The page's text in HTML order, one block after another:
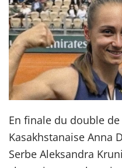
En finale du double de
Kasakhstanaise Anna
Serbe Aleksandra